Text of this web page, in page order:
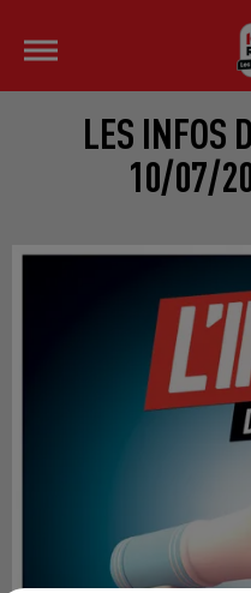
LES INFOS
10/07/